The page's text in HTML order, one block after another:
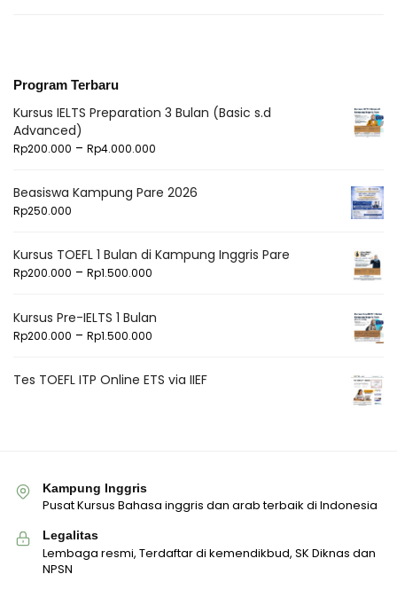
Program Terbaru
Kursus IELTS Preparation 3 Bulan (Basic s.d
Advanced)
Rp200.000 – Rp4.000.000
Beasiswa Kampung Pare 2026
Rp250.000
Kursus TOEFL 1 Bulan di Kampung Inggris Pare
Rp200.000 – Rp1.500.000
Kursus Pre-IELTS 1 Bulan
Rp200.000 – Rp1.500.000
Tes TOEFL ITP Online ETS via IIEF
Kampung Inggris
Pusat Kursus Bahasa inggris dan arab terbaik di Indonesia
Legalitas
Lembaga resmi, Terdaftar di kemendikbud, SK Diknas dan
NPSN